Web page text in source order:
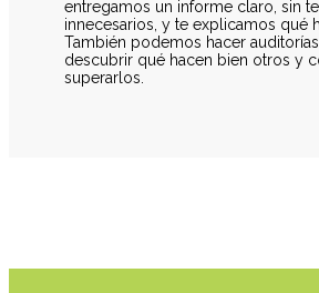
entregamos un informe claro, sin
innecesarios, y te explicamos qué
También podemos hacer
descubrir qué hacen bien otros y
superarlos.